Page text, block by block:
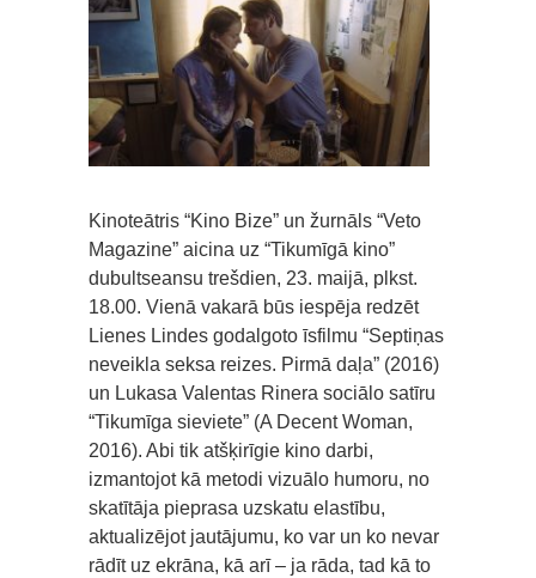
Kinoteātris “Kino Bize” un žurnāls “Veto
Magazine” aicina uz “Tikumīgā kino”
dubultseansu trešdien, 23. maijā, plkst.
18.00. Vienā vakarā būs iespēja redzēt
Lienes Lindes godalgoto īsfilmu “Septiņas
neveikla seksa reizes. Pirmā daļa” (2016)
un Lukasa Valentas Rinera sociālo satīru
“Tikumīga sieviete” (A Decent Woman,
2016). Abi tik atšķirīgie kino darbi,
izmantojot kā metodi vizuālo humoru, no
skatītāja pieprasa uzskatu elastību,
aktualizējot jautājumu, ko var un ko nevar
rādīt uz ekrāna, kā arī – ja rāda, tad kā to